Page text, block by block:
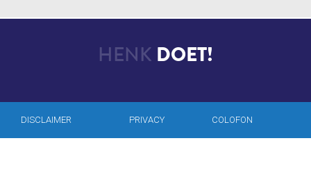
HENK DOET!
DISCLAIMER PRIVACY COLOFON